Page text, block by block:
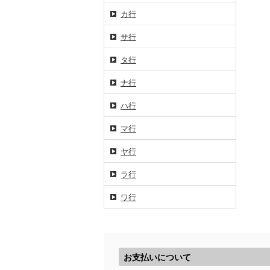
カ行
サ行
タ行
ナ行
ハ行
マ行
ヤ行
ラ行
ワ行
お支払いについて